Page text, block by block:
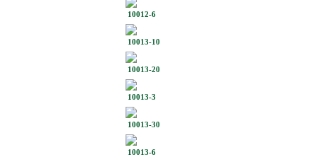
10012-6
10013-10
10013-20
10013-3
10013-30
10013-6